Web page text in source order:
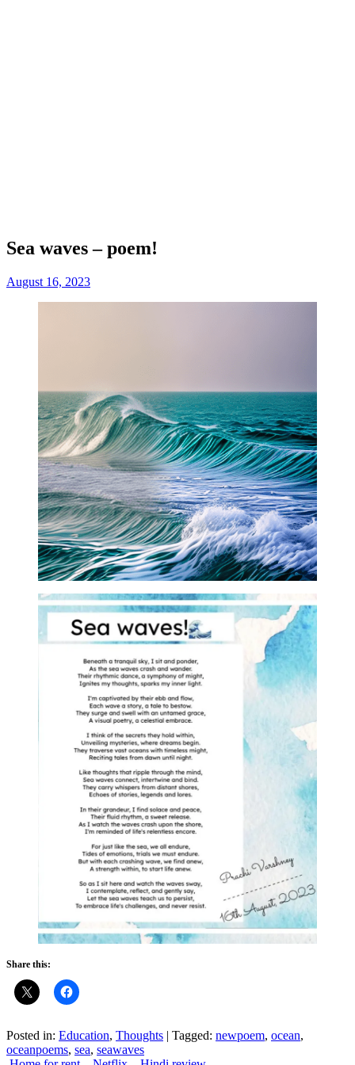
Sea waves – poem!
August 16, 2023
Share this:
Posted in: Education, Thoughts | Tagged: newpoem, ocean,
oceanpoems, sea, seawaves